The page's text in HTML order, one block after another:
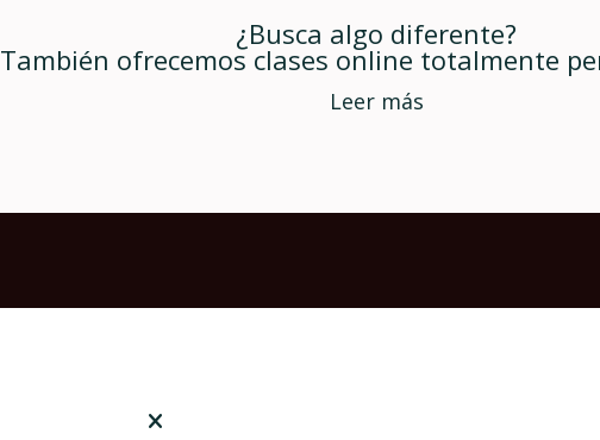
¿Busca algo diferente?
También ofrecemos clases online totalmente
Leer más